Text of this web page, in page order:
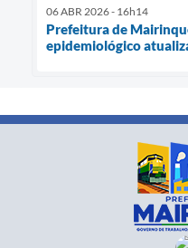
06 ABR 2026 - 16h14
Prefeitura de
epidemiológico